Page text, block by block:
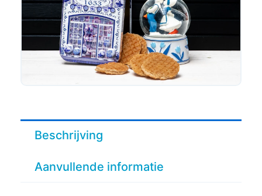
Beschrijving
Aanvullende informatie